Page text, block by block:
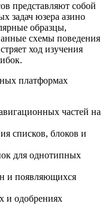
представляют собой
задач юзера азино
образцы,
схемы поведения
ход изучения
платформах
частей на
списков, блоков и
для однотипных
и появляющихся
и одобрениях